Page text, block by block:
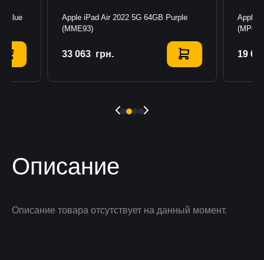
Blue
Apple iPad Air 2022 5G 64GB Purple
(MME93)
33 063 грн.
Купить
Apple
19
Описание
Описание товара отсутствует на данный момент.